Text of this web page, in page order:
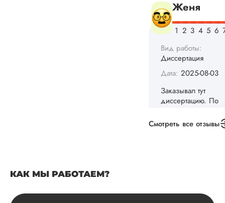
конечно, для меня
внушительно, но
выхода не
не успел бы
самостоятельно.
Понравилось то,
менеджер
держал меня в
о статусе заказа.
Структура
исследования
Смотреть все отзывы
КАК МЫ РАБОТАЕМ?